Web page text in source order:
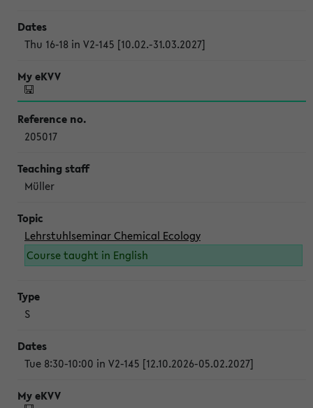
Thu 16-18 in V2-145 [10.02.-31.03.2027]
205017
Müller
Lehrstuhlseminar Chemical Ecology
Course taught in English
S
Tue 8:30-10:00 in V2-145 [12.10.2026-05.02.2027]